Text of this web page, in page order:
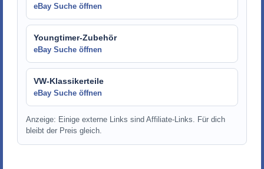
eBay Suche öffnen
Youngtimer-Zubehör
eBay Suche öffnen
VW-Klassikerteile
eBay Suche öffnen
Anzeige: Einige externe Links sind Affiliate-Links. Für dich
bleibt der Preis gleich.